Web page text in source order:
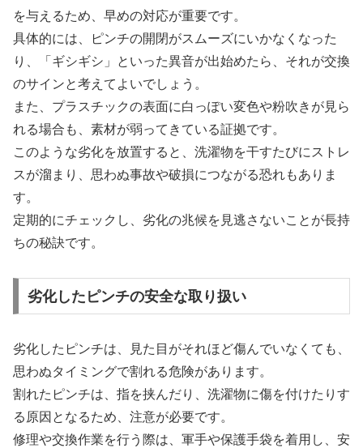
を与えるため、早めの対応が重要です。
具体的には、ピンチの開閉がスムーズにいかなくなった
り、「ギシギシ」といった異音が出始めたら、それが交換
のサインと考えてよいでしょう。
また、プラスチックの表面に白っぽい変色や粉吹きが見ら
れる場合も、素材が弱ってきている証拠です。
このような劣化を放置すると、洗濯物を干すたびにストレ
スが溜まり、思わぬ事故や破損につながる恐れもありま
す。
定期的にチェックし、劣化の兆候を見逃さないことが長持
ちの秘訣です。
劣化したピンチの安全な取り扱い
劣化したピンチは、見た目がそれほど傷んでいなくても、
思わぬタイミングで割れる危険があります。
割れたピンチは、指を挟んだり、洗濯物に傷を付けたりす
る原因となるため、注意が必要です。
修理や交換作業を行う際は、軍手や保護手袋を着用し、安